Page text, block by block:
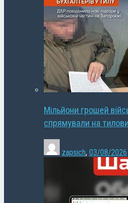
Мільйони грошей
спрямували на
zapsich, 03/08/2026